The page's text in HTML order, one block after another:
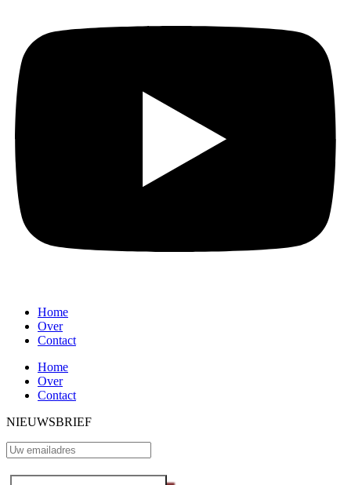
Home
Over
Contact
Home
Over
Contact
NIEUWSBRIEF